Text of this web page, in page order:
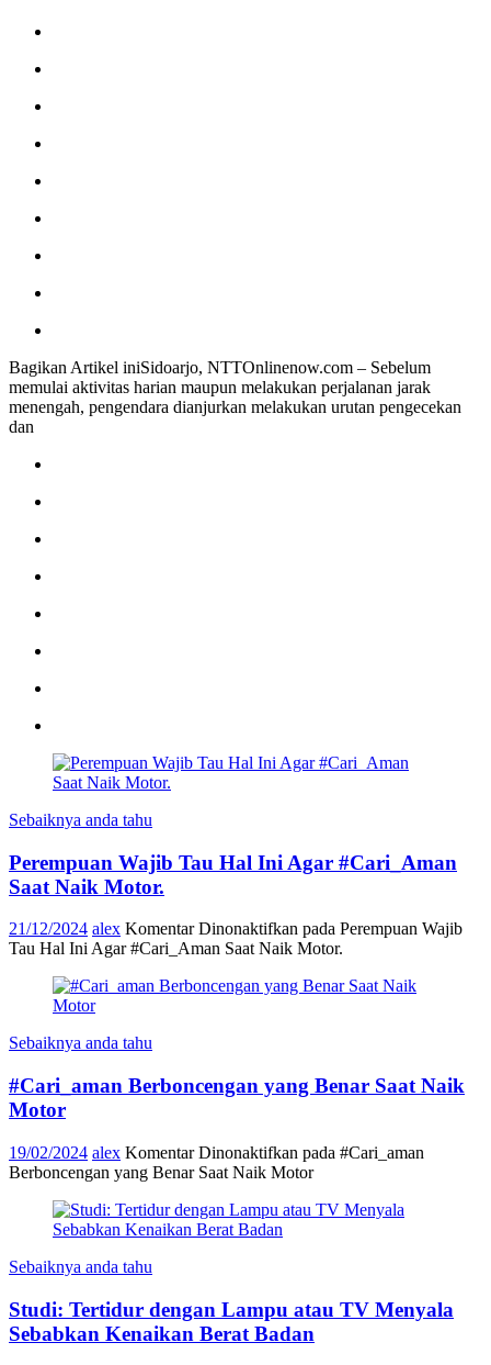
Bagikan Artikel iniSidoarjo, NTTOnlinenow.com – Sebelum
memulai aktivitas harian maupun melakukan perjalanan jarak
menengah, pengendara dianjurkan melakukan urutan pengecekan
dan
Sebaiknya anda tahu
Perempuan Wajib Tau Hal Ini Agar #Cari_Aman
Saat Naik Motor.
21/12/2024 alex Komentar Dinonaktifkan pada Perempuan Wajib
Tau Hal Ini Agar #Cari_Aman Saat Naik Motor.
Sebaiknya anda tahu
#Cari_aman Berboncengan yang Benar Saat Naik
Motor
19/02/2024 alex Komentar Dinonaktifkan pada #Cari_aman
Berboncengan yang Benar Saat Naik Motor
Sebaiknya anda tahu
Studi: Tertidur dengan Lampu atau TV Menyala
Sebabkan Kenaikan Berat Badan